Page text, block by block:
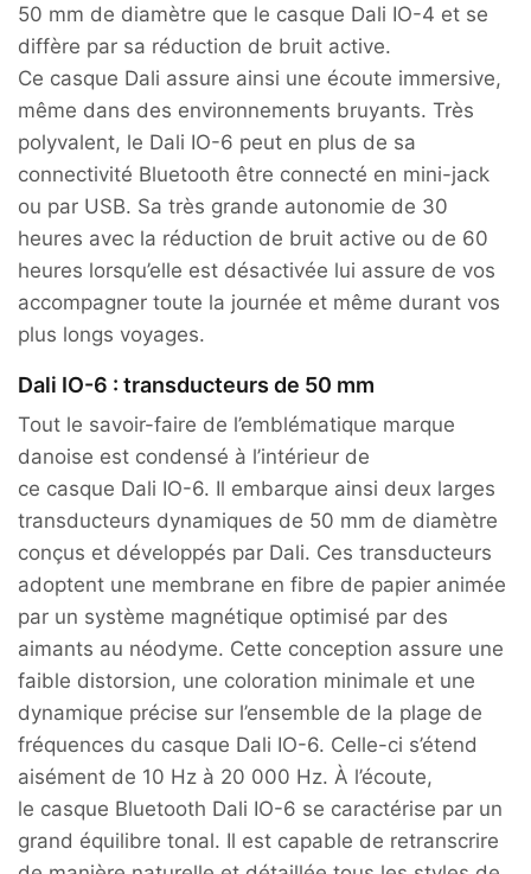
50 mm de diamètre que le casque Dali IO-4 et se
diffère par sa réduction de bruit active.
Ce casque Dali assure ainsi une écoute immersive,
même dans des environnements bruyants. Très
polyvalent, le Dali IO-6 peut en plus de sa
connectivité Bluetooth être connecté en mini-jack
ou par USB. Sa très grande autonomie de 30
heures avec la réduction de bruit active ou de 60
heures lorsqu’elle est désactivée lui assure de vos
accompagner toute la journée et même durant vos
plus longs voyages.
Dali IO-6 : transducteurs de 50 mm
Tout le savoir-faire de l’emblématique marque
danoise est condensé à l’intérieur de
ce casque Dali IO-6. Il embarque ainsi deux larges
transducteurs dynamiques de 50 mm de diamètre
conçus et développés par Dali. Ces transducteurs
adoptent une membrane en fibre de papier animée
par un système magnétique optimisé par des
aimants au néodyme. Cette conception assure une
faible distorsion, une coloration minimale et une
dynamique précise sur l’ensemble de la plage de
fréquences du casque Dali IO-6. Celle-ci s’étend
aisément de 10 Hz à 20 000 Hz. À l’écoute,
le casque Bluetooth Dali IO-6 se caractérise par un
grand équilibre tonal. Il est capable de retranscrire